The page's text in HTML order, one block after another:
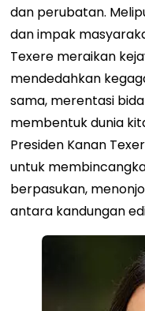
dan perubatan.
dan impak
Texere meraikan
mendedahkan
sama, merentasi
membentuk dunia
Presiden Kanan
untuk
berpasukan,
antara kandungan